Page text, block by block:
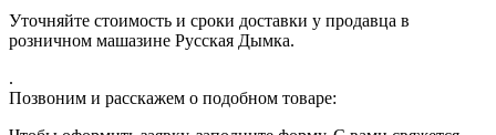
Уточняйте стоимость и сроки доставки у продавца в
розничном машазине Русская Дымка.
.
Позвоним и расскажем о подобном товаре: